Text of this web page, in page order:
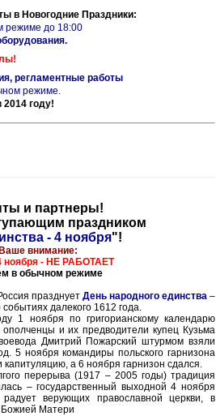
в Новогодние Праздники:
режиме до 18:00
регламентные работы
режиме.
году!
и партнеры!
праздником
- 4 ноября"!
внимание:
ноября - НЕ РАБОТАЕТ
в обычном режиме
празднует День народного единства –
далекого 1612 года.
1 ноября по григорианскому календарю
и их предводители купец Кузьма
Дмитрий Пожарский штурмом взяли
5 ноября командиры польского гарнизона
капитуляцию, а 6 ноября гарнизон сдался.
перерыва (1917 – 2005 годы) традиция
– государственный выходной 4 ноября
радует верующих православной церкви, в
Божией Матери